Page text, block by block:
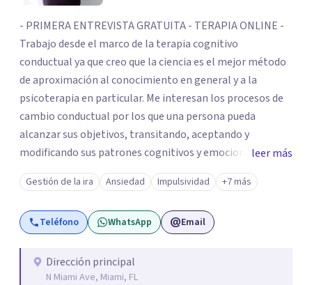
- PRIMERA ENTREVISTA GRATUITA - TERAPIA ONLINE -
Trabajo desde el marco de la terapia cognitivo
conductual ya que creo que la ciencia es el mejor método
de aproximación al conocimiento en general y a la
psicoterapia en particular. Me interesan los procesos de
cambio conductual por los que una persona pueda
alcanzar sus objetivos, transitando, aceptando y
modificando sus patrones cognitivos y emocionales.
Abordo patologías específicas como trastornos de
ansiedad y del ánimo, y también crisis vitales y procesos
de crecimiento personal.
leer más
Gestión de la ira Ansiedad Impulsividad +7 más
Teléfono WhatsApp Email
Dirección principal
N Miami Ave, Miami, FL